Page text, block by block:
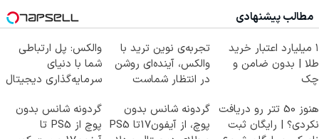
مطالب پیشنهادی
۱ میلیارد اعتبار خرید
طلا | بدون ضامن و
چک
تجربه‌ی نوین ترید با
والکس، آینده‌ای روشن
در انتظار شماست
والکس: پل ارتباطی
شما با دنیای
سرمایه‌گذاری دیجیتال
هنوز 50 تتر رو دریافت
نکردی؟ | رایگان ثبت
گردونه شانس بدون
پوچ، از آیفون17تا PS5
گردونه شانس بدون
پوچ از PS5 تا